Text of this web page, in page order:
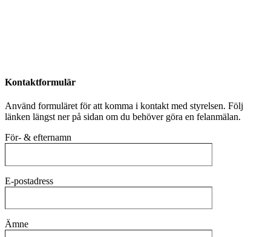
Kontaktformulär
Använd formuläret för att komma i kontakt med styrelsen. Följ
länken längst ner på sidan om du behöver göra en felanmälan.
För- & efternamn
E-postadress
Ämne